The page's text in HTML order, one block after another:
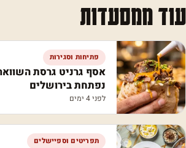
עוד ממסעדות
פתיחות וסגירות
אסף גרניט גרסת
נפתחת בירושלים
לפני 4 ימים
תפריטים וספיישלים